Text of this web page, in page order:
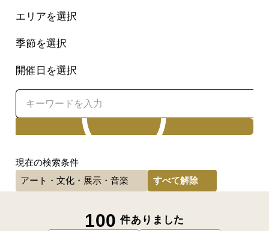
エリアを選択
季節を選択
開催日を選択
現在の検索条件
アート・文化・展示・音楽
すべて解除
100 件ありました